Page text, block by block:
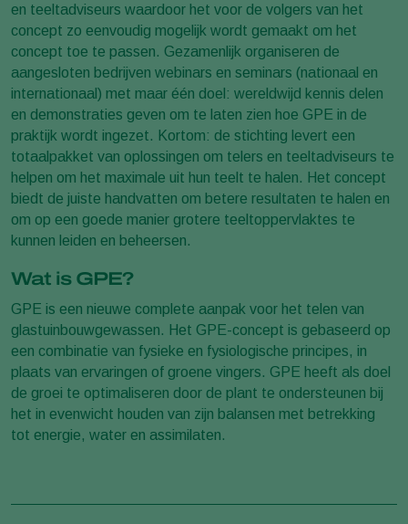
en teeltadviseurs waardoor het voor de volgers van het
concept zo eenvoudig mogelijk wordt gemaakt om het
concept toe te passen. Gezamenlijk organiseren de
aangesloten bedrijven webinars en seminars (nationaal en
internationaal) met maar één doel: wereldwijd kennis delen
en demonstraties geven om te laten zien hoe GPE in de
praktijk wordt ingezet. Kortom: de stichting levert een
totaalpakket van oplossingen om telers en teeltadviseurs te
helpen om het maximale uit hun teelt te halen. Het concept
biedt de juiste handvatten om betere resultaten te halen en
om op een goede manier grotere teeltoppervlaktes te
kunnen leiden en beheersen.
​​​​​​​Wat is GPE?
GPE is een nieuwe complete aanpak voor het telen van
glastuinbouwgewassen. Het GPE-concept is gebaseerd op
een combinatie van fysieke en fysiologische principes, in
plaats van ervaringen of groene vingers. GPE heeft als doel
de groei te optimaliseren door de plant te ondersteunen bij
het in evenwicht houden van zijn balansen met betrekking
tot energie, water en assimilaten.